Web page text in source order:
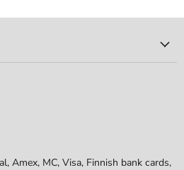
Amex, MC, Visa, Finnish bank cards,